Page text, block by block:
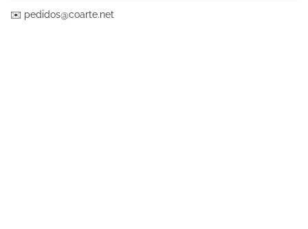
✉️ pedidos@coarte.net